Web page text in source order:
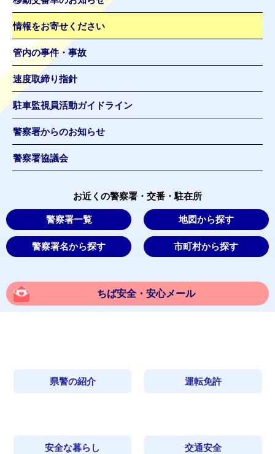
情報をお寄せください
管内の事件・事故
速度取締り指針
駐車監視員活動ガイドライン
警察署からのお知らせ
警察署協議会
お近くの警察署・交番・駐在所
警察署一覧 地図から探す
警察署名から探す 市町村から探す
ちば安全・安心メール
県警の紹介 運転免許
安全な暮らし 交通安全